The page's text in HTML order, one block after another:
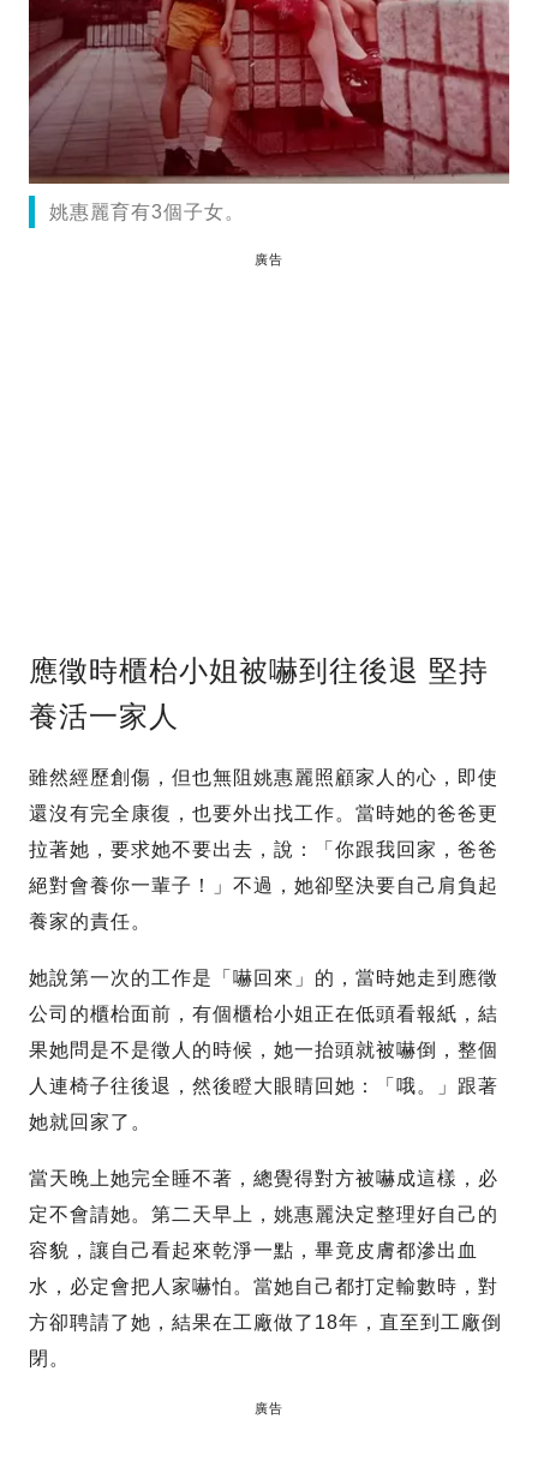
姚惠麗育有3個子女。
廣告
應徵時櫃枱小姐被嚇到往後退 堅持
養活一家人
雖然經歷創傷，但也無阻姚惠麗照顧家人的心，即使
還沒有完全康復，也要外出找工作。當時她的爸爸更
拉著她，要求她不要出去，說：「你跟我回家，爸爸
絕對會養你一輩子！」不過，她卻堅決要自己肩負起
養家的責任。
她說第一次的工作是「嚇回來」的，當時她走到應徵
公司的櫃枱面前，有個櫃枱小姐正在低頭看報紙，結
果她問是不是徵人的時候，她一抬頭就被嚇倒，整個
人連椅子往後退，然後瞪大眼睛回她：「哦。」跟著
她就回家了。
當天晚上她完全睡不著，總覺得對方被嚇成這樣，必
定不會請她。第二天早上，姚惠麗決定整理好自己的
容貌，讓自己看起來乾淨一點，畢竟皮膚都滲出血
水，必定會把人家嚇怕。當她自己都打定輸數時，對
方卻聘請了她，結果在工廠做了18年，直至到工廠倒
閉。
廣告